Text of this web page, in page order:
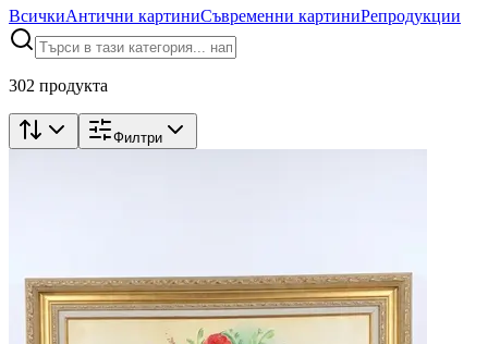
ВсичкиАнтични картиниСъвременни картиниРепродукции
302 продукта
Филтри